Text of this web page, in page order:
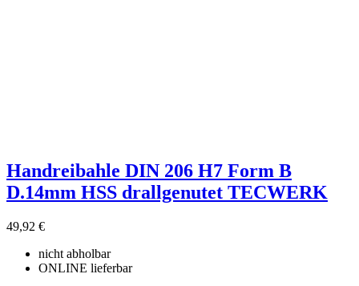
Handreibahle DIN 206 H7 Form B
D.14mm HSS drallgenutet TECWERK
49,92 €
nicht abholbar
ONLINE lieferbar